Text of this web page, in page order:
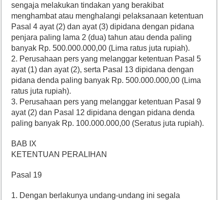
sengaja melakukan tindakan yang berakibat
menghambat atau menghalangi pelaksanaan ketentuan
Pasal 4 ayat (2) dan ayat (3) dipidana dengan pidana
penjara paling lama 2 (dua) tahun atau denda paling
banyak Rp. 500.000.000,00 (Lima ratus juta rupiah).
2. Perusahaan pers yang melanggar ketentuan Pasal 5
ayat (1) dan ayat (2), serta Pasal 13 dipidana dengan
pidana denda paling banyak Rp. 500.000.000,00 (Lima
ratus juta rupiah).
3. Perusahaan pers yang melanggar ketentuan Pasal 9
ayat (2) dan Pasal 12 dipidana dengan pidana denda
paling banyak Rp. 100.000.000,00 (Seratus juta rupiah).
BAB IX
KETENTUAN PERALIHAN
Pasal 19
1. Dengan berlakunya undang-undang ini segala